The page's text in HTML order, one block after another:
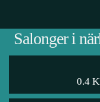
Salonger i
0.4